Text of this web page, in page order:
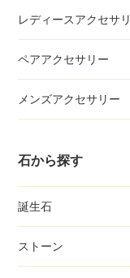
レディースアクセサ
ペアアクセサリー
メンズアクセサリー
石から探す
誕生石
ストーン